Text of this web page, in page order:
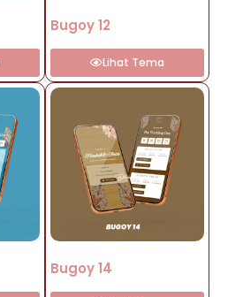
Bugoy 12
Lihat Tema
Bugoy 14